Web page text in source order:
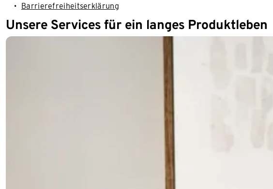
Barrierefreiheitserklärung
Unsere Services für ein langes Produktleben